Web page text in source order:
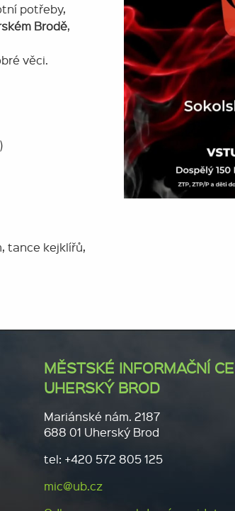
potřeby,
Brodě,
věci.
tance kejklířů,
MĚSTSKÉ INFORMAČNÍ
UHERSKÝ BROD
Mariánské nám. 2187
688 01 Uherský Brod
tel: +420 572 805 125
mic@ub.cz